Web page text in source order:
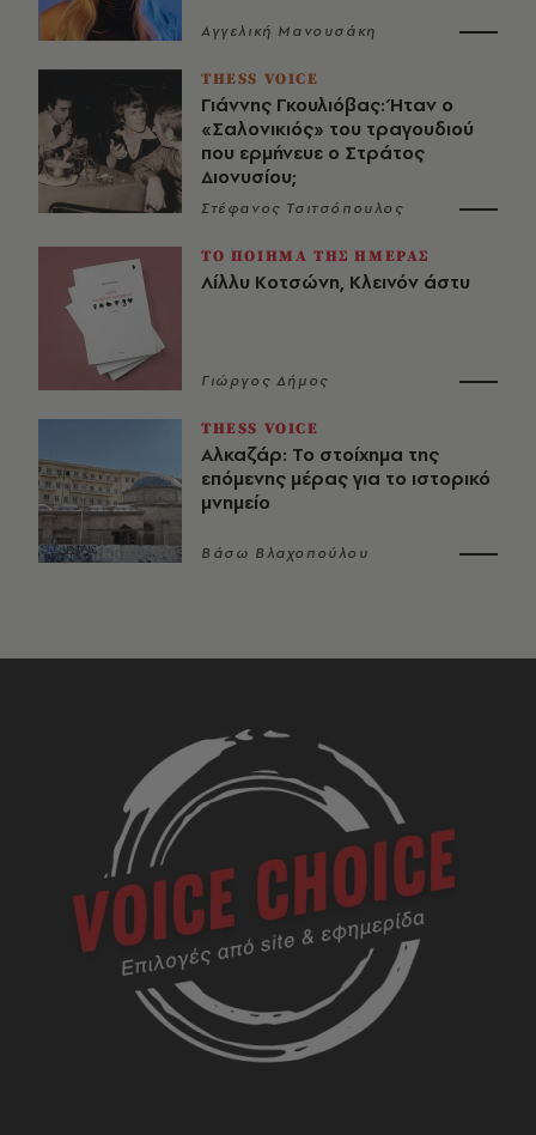
Αγγελική Μανουσάκη
THESS VOICE
Γιάννης Γκουλιόβας: Ήταν ο
«Σαλονικιός» του τραγουδιού
που ερμήνευε ο Στράτος
Διονυσίου;
Στέφανος Τσιτσόπουλος
ΤΟ ΠΟΙΗΜΑ ΤΗΣ ΗΜΕΡΑΣ
Λίλλυ Κοτσώνη, Κλεινόν άστυ
Γιώργος Δήμος
THESS VOICE
Αλκαζάρ: Το στοίχημα της
επόμενης μέρας για το ιστορικό
μνημείο
Βάσω Βλαχοπούλου